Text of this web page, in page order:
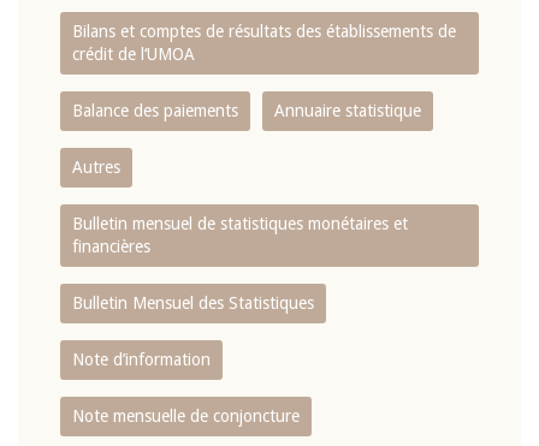
Bilans et comptes de résultats des établissements de
crédit de l‘UMOA
Balance des paiements Annuaire statistique
Autres
Bulletin mensuel de statistiques monétaires et
financières
Bulletin Mensuel des Statistiques
Note d’information
Note mensuelle de conjoncture